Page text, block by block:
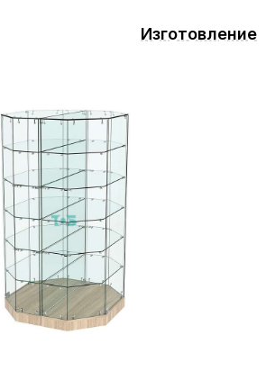
Изготовление